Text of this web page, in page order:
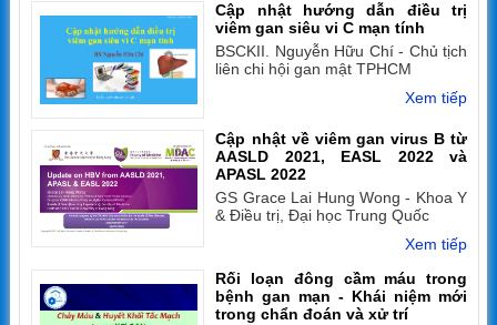
Cập nhật hướng dẫn điều trị
viêm gan siêu vi C mạn tính
BSCKII. Nguyễn Hữu Chí - Chủ tịch
liên chi hội gan mật TPHCM
Xem tiếp
Cập nhật về viêm gan virus B từ
AASLD 2021, EASL 2022 và
APASL 2022
GS Grace Lai Hung Wong - Khoa Y
& Điều trị, Đại học Trung Quốc
Xem tiếp
Rối loạn đông cầm máu trong
bệnh gan mạn - Khái niệm mới
trong chẩn đoán và xử trí